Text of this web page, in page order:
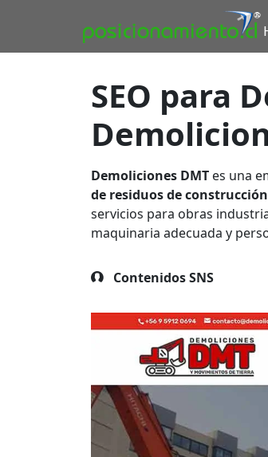
SEO para
Demoliciones DMT es una
de residuos de construcción
servicios para obras
maquinaria adecuada y
Contenidos SNS